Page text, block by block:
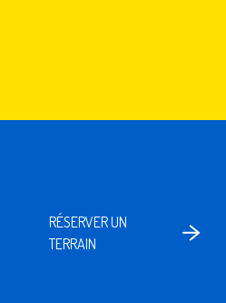
RÉSERVER UN
TERRAIN